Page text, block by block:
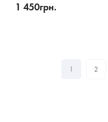
1 450грн.
1 2